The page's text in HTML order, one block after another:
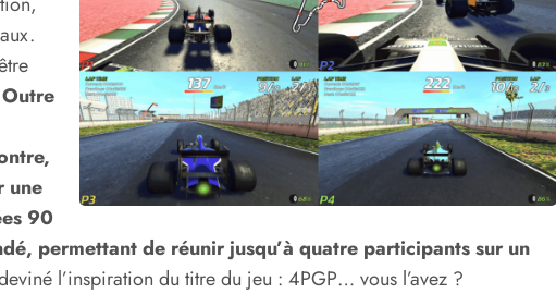
Outre
une
90
permettant de réunir jusqu’à quatre participants sur un
l’inspiration du titre du jeu : 4PGP… vous l’avez ?